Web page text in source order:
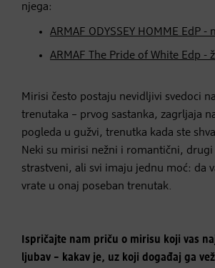
njega:
ARMAF ODYSSEY HOMME EdP -
ARMAF The Pride of White Edp -
Mirisi često postaju nevidljivi svedoci
trenutaka – prvog sastanka, zagrljaja
pogleda u gužvi, trenutka kada ste
Neki su mirisi nežni i romantični,
strastveni, ali svi imaju jednu moć: da
vrate u onaj poseban trenutak.
Ispričajte nam priču o mirisu koji vas
ljubav – kakav je, uz koji događaj ga